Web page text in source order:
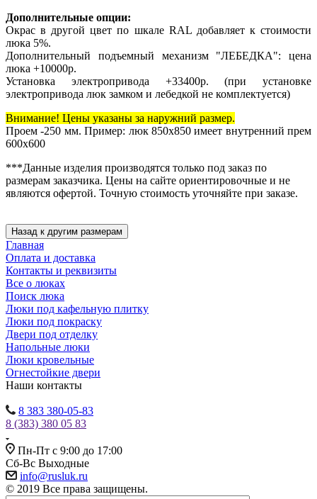
Дополнительные опции:
Окрас в другой цвет по шкале RAL добавляет к стоимости
люка 5%.
Дополнительный подъемный механизм "ЛЕБЕДКА": цена
люка +10000р.
Установка электропривода +33400р. (при установке
электропривода люк замком и лебедкой не комплектуется)
Внимание! Цены указаны за наружний размер.
Проем -250 мм. Пример: люк 850х850 имеет внутренний прем
600х600
***Данные изделия производятся только под заказ по
размерам заказчика. Цены на сайте ориентировочные и не
являются офертой. Точную стоимость уточняйте при заказе.
Главная
Оплата и доставка
Контакты и реквизиты
Все о люках
Поиск люка
Люки под кафельную плитку
Люки под покраску
Двери под отделку
Напольные люки
Люки кровельные
Огнестойкие двери
Наши контакты
8 383 380-05-83
8 (383) 380 05 83
Пн-Пт с 9:00 до 17:00
Сб-Вс Выходные
info@rusluk.ru
© 2019 Все права защищены.